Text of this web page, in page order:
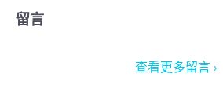
留言
查看更多留言 ›